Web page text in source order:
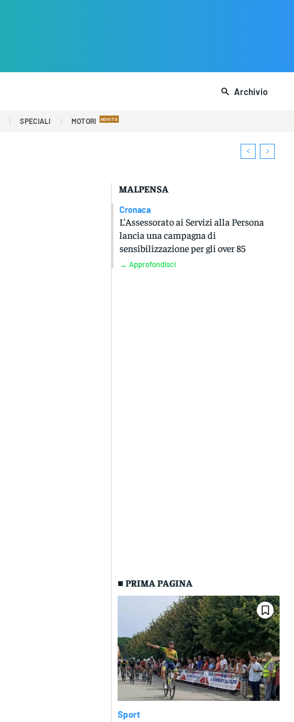
Archivio
SPECIALI MOTORI
MALPENSA
Cronaca
L’Assessorato ai Servizi alla Persona
lancia una campagna di
sensibilizzazione per gli over 85
→ Approfondisci
■ PRIMA PAGINA
Sport